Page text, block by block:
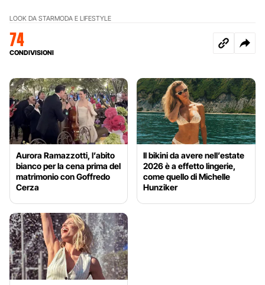
LOOK DA STARMODA E LIFESTYLE
74
CONDIVISIONI
Aurora Ramazzotti, l’abito
bianco per la cena prima del
matrimonio con Goffredo
Cerza
Il bikini da avere nell’estate
2026 è a effetto lingerie,
come quello di Michelle
Hunziker